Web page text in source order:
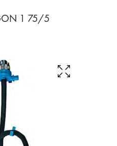
1 75/5